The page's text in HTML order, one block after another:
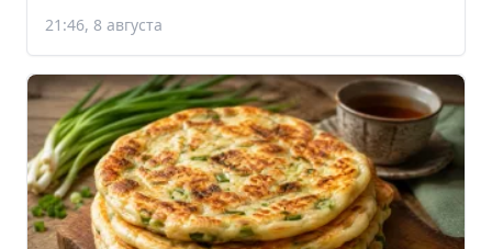
21:46, 8 августа